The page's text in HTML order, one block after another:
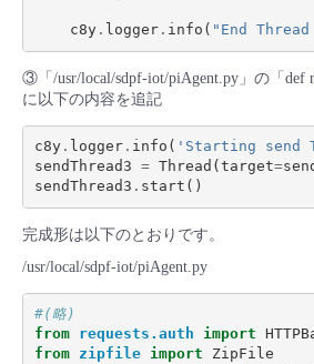
c8y. logger. info ( "End
③「/usr/local/sdpf-iot/piAgent.py」の「def
に以下の内容を追記
c8y. logger. info ( 'Starting send
sendThread3 = Thread ( target=
sendThread3 . start ()
完成形は以下のとおりです。
/usr/local/sdpf-iot/piAgent.py
#(略)
from
requests.auth import
from
zipfile import
ZipFile